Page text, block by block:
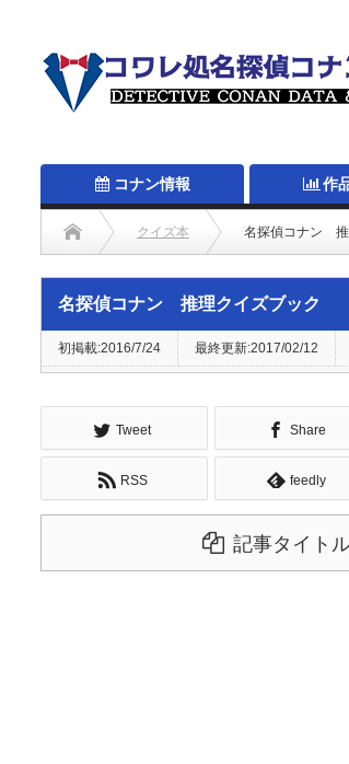
コナン情報 作
クイズ本 名探偵コナン 推
名探偵コナン 推理クイズブック
初掲載:2016/7/24 最終更新:2017/02/12
Tweet Share
RSS feedly
記事タイト